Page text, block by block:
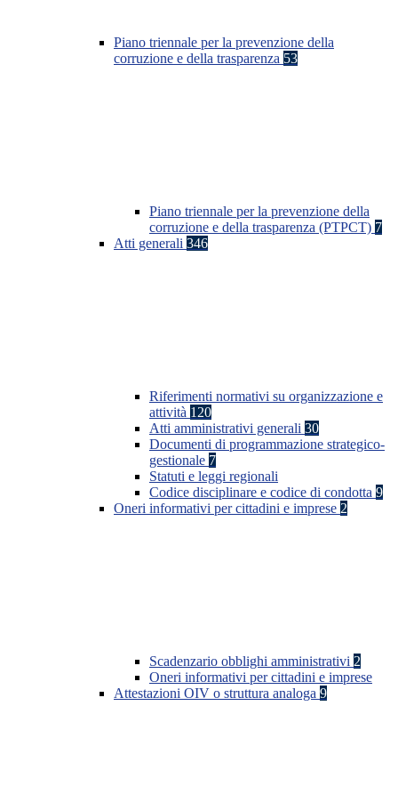
Piano triennale per la prevenzione della
corruzione e della trasparenza 53
Piano triennale per la prevenzione della
corruzione e della trasparenza (PTPCT) 7
Atti generali 346
Riferimenti normativi su organizzazione e
attività 120
Atti amministrativi generali 30
Documenti di programmazione strategico-
gestionale 7
Statuti e leggi regionali
Codice disciplinare e codice di condotta 9
Oneri informativi per cittadini e imprese 2
Scadenzario obblighi amministrativi 2
Oneri informativi per cittadini e imprese
Attestazioni OIV o struttura analoga 9